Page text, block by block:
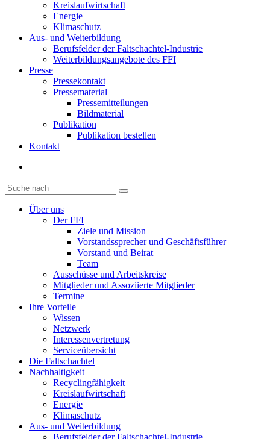
Kreislaufwirtschaft
Energie
Klimaschutz
Aus- und Weiterbildung
Berufsfelder der Faltschachtel-Industrie
Weiterbildungsangebote des FFI
Presse
Pressekontakt
Pressematerial
Pressemitteilungen
Bildmaterial
Publikation
Publikation bestellen
Kontakt
Diese
Website
durchsuchen
Über uns
Der FFI
Ziele und Mission
Vorstandssprecher und Geschäftsführer
Vorstand und Beirat
Team
Ausschüsse und Arbeitskreise
Mitglieder und Assoziierte Mitglieder
Termine
Ihre Vorteile
Wissen
Netzwerk
Interessenvertretung
Serviceübersicht
Die Faltschachtel
Nachhaltigkeit
Recyclingfähigkeit
Kreislaufwirtschaft
Energie
Klimaschutz
Aus- und Weiterbildung
Berufsfelder der Faltschachtel-Industrie